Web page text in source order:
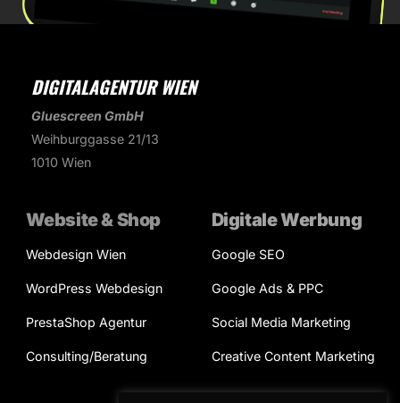
DIGITALAGENTUR WIEN
Gluescreen GmbH
Weihburggasse 21/13
1010 Wien
Website & Shop
Webdesign Wien
WordPress Webdesign
PrestaShop Agentur
Consulting/Beratung
Digitale Werbung
Google SEO
Google Ads & PPC
Social Media Marketing
Creative Content Marketing